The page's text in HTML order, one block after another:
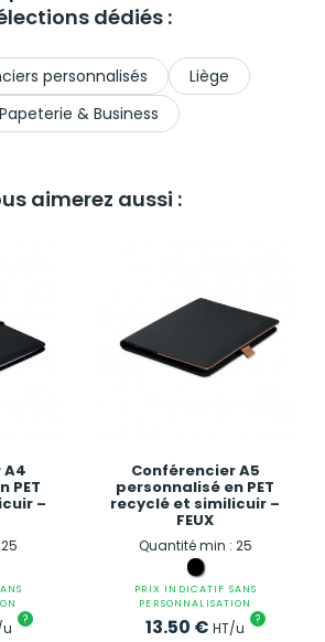
dédiés :
personnalisés
Liège
Papeterie & Business
aimerez aussi :
A4
PET
–
u ?
Conférencier A5
personnalisé en PET
recyclé et similicuir –
FEUX
Quantité min : 25
PRIX INDICATIF SANS
PERSONNALISATION
13.50 € HT/u ?